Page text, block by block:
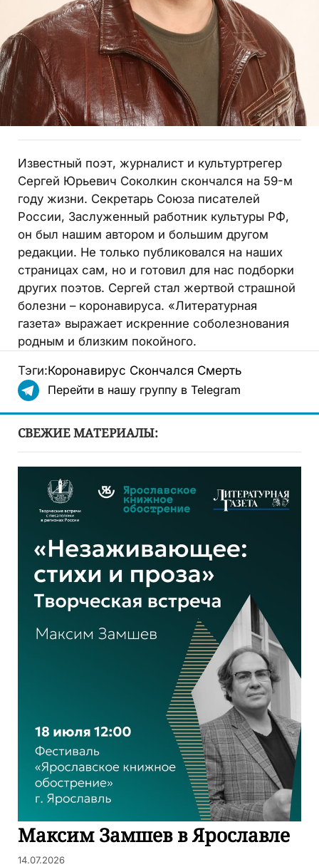
Известный поэт, журналист и культуртрегер
Сергей Юрьевич Соколкин скончался на 59-м
году жизни. Секретарь Союза писателей
России, Заслуженный работник культуры РФ,
он был нашим автором и большим другом
редакции. Не только публиковался на наших
страницах сам, но и готовил для нас подборки
других поэтов. Сергей стал жертвой страшной
болезни – коронавируса. «Литературная
газета» выражает искренние соболезнования
родным и близким покойного.
Тэги:Коронавирус Скончался Смерть
Перейти в нашу группу в Telegram
СВЕЖИЕ МАТЕРИАЛЫ:
Максим Замшев в Ярославле
14.07.2026